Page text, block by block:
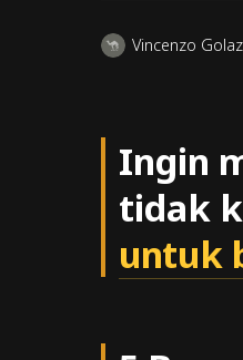
Vincenzo
Ingin
tidak
untuk